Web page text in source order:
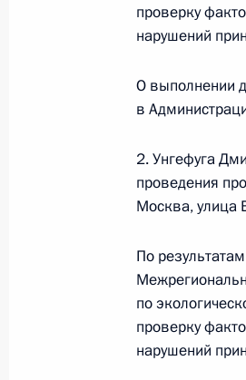
27 мая 2021
провёл в
в Москве
15 января
Исполнены
проверку
нарушений
О выполнении
в
2. Унгефуга
проведения
Москва, улица
По
по
проверку
нарушений